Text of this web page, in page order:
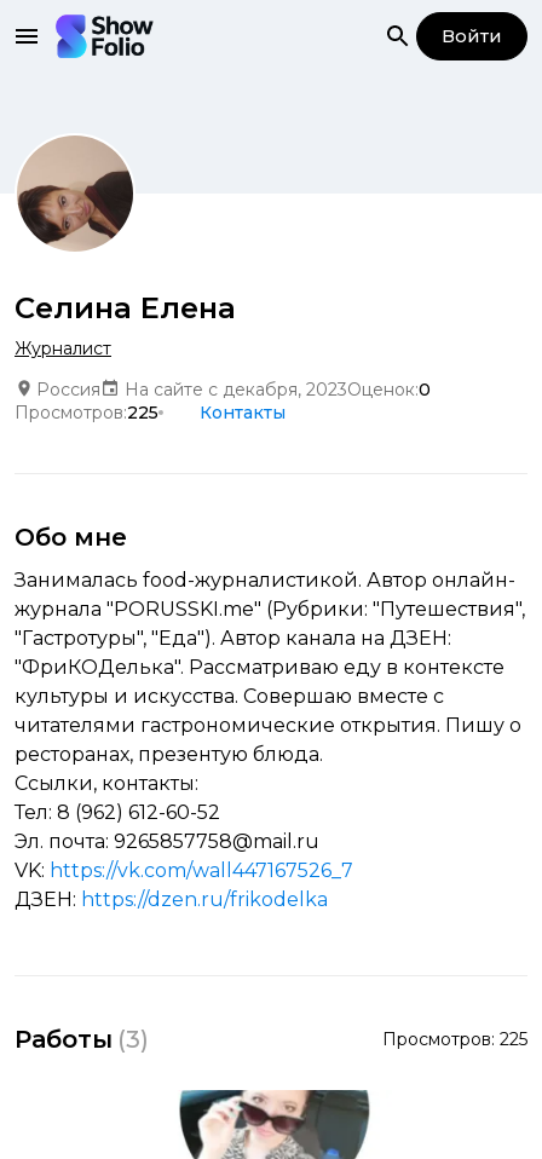
Войти
Селина Елена
Журналист
Россия
На сайте с декабря, 2023Оценок:0
Просмотров:225 Контакты
Обо мне
Занималась food-журналистикой. Автор онлайн-
журнала "PORUSSKI.me" (Рубрики: "Путешествия",
"Гастротуры", "Еда"). Автор канала на ДЗЕН:
"ФриКОДелька". Рассматриваю еду в контексте
культуры и искусства. Совершаю вместе с
читателями гастрономические открытия. Пишу о
ресторанах, презентую блюда.
Ссылки, контакты:
Тел: 8 (962) 612-60-52
Эл. почта: 9265857758@mail.ru
VK: https://vk.com/wall447167526_7
ДЗЕН: https://dzen.ru/frikodelka
Работы (3) Просмотров: 225